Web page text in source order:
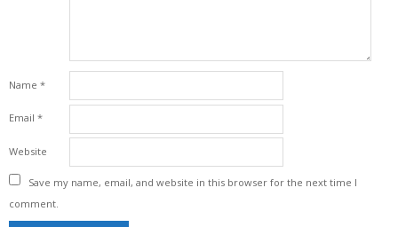
Name *
Email *
Website
Save my name, email, and website in this browser for the next time I
comment.